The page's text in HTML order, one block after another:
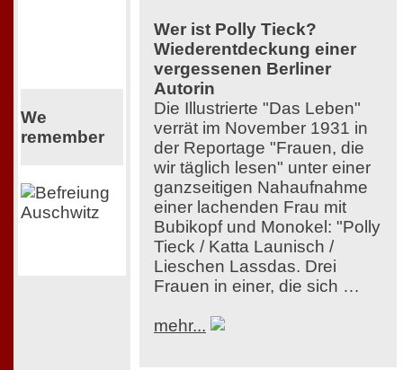
We
remember
Wer ist Polly Tieck?
Wiederentdeckung einer
vergessenen Berliner
Autorin
Die Illustrierte "Das Leben"
verrät im November 1931 in
der Reportage "Frauen, die
wir täglich lesen" unter einer
ganzseitigen Nahaufnahme
einer lachenden Frau mit
Bubikopf und Monokel: "Polly
Tieck / Katta Launisch /
Lieschen Lassdas. Drei
Frauen in einer, die sich …
mehr...